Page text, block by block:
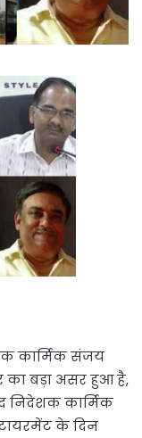
कार्मिक संजय
बड़ा असर हुआ है,
निदेशक कार्मिक
के दिन